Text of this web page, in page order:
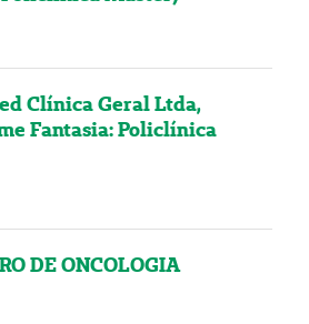
Clínica Geral Ltda,
Fantasia: Policlínica
DE ONCOLOGIA